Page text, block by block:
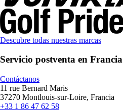
Descubre todas nuestras marcas
Servicio postventa en Francia
Contáctanos
11 rue Bernard Maris
37270 Montlouis-sur-Loire, Francia
+33 1 86 47 62 58